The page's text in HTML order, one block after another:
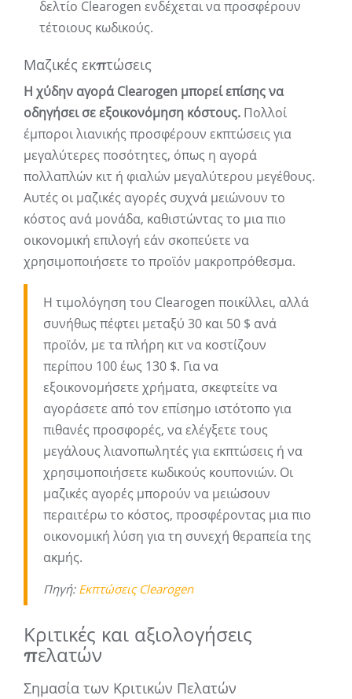
δελτίο Clearogen ενδέχεται να προσφέρουν
τέτοιους κωδικούς.
Μαζικές εκπτώσεις
Η χύδην αγορά Clearogen μπορεί επίσης να
οδηγήσει σε εξοικονόμηση κόστους. Πολλοί
έμποροι λιανικής προσφέρουν εκπτώσεις για
μεγαλύτερες ποσότητες, όπως η αγορά
πολλαπλών κιτ ή φιαλών μεγαλύτερου μεγέθους.
Αυτές οι μαζικές αγορές συχνά μειώνουν το
κόστος ανά μονάδα, καθιστώντας το μια πιο
οικονομική επιλογή εάν σκοπεύετε να
χρησιμοποιήσετε το προϊόν μακροπρόθεσμα.
Η τιμολόγηση του Clearogen ποικίλλει, αλλά
συνήθως πέφτει μεταξύ 30 και 50 $ ανά
προϊόν, με τα πλήρη κιτ να κοστίζουν
περίπου 100 έως 130 $. Για να
εξοικονομήσετε χρήματα, σκεφτείτε να
αγοράσετε από τον επίσημο ιστότοπο για
πιθανές προσφορές, να ελέγξετε τους
μεγάλους λιανοπωλητές για εκπτώσεις ή να
χρησιμοποιήσετε κωδικούς κουπονιών. Οι
μαζικές αγορές μπορούν να μειώσουν
περαιτέρω το κόστος, προσφέροντας μια πιο
οικονομική λύση για τη συνεχή θεραπεία της
ακμής.
Πηγή: Εκπτώσεις Clearogen
Κριτικές και αξιολογήσεις
πελατών
Σημασία των Κριτικών Πελατών